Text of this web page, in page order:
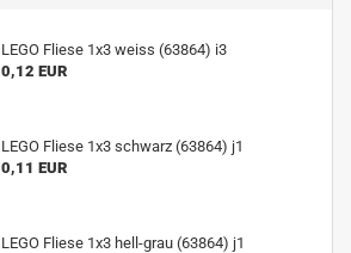
LEGO Fliese 1x3 weiss (63864) i3
0,12 EUR
LEGO Fliese 1x3 schwarz (63864) j1
0,11 EUR
LEGO Fliese 1x3 hell-grau (63864) j1